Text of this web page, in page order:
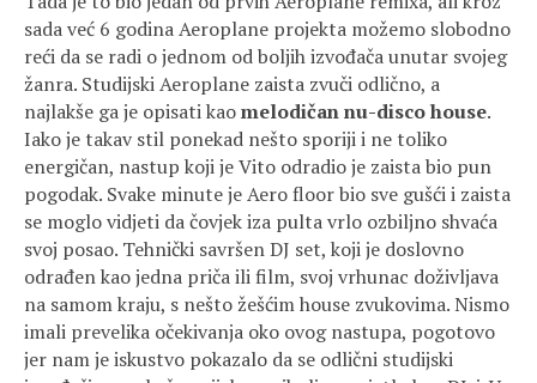
sada već 6 godina Aeroplane projekta možemo slobodno
reći da se radi o jednom od boljih izvođača unutar svojeg
žanra. Studijski Aeroplane zaista zvuči odlično, a
najlakše ga je opisati kaomelodičan nu-disco house.
Iako je takav stil ponekad nešto sporiji i ne toliko
energičan, nastup koji je Vito odradio je zaista bio pun
pogodak. Svake minute je Aero floor bio sve gušći i zaista
se moglo vidjeti da čovjek iza pulta vrlo ozbiljno shvaća
svoj posao. Tehnički savršen DJ set, koji je doslovno
odrađen kao jedna priča ili film, svoj vrhunac doživljava
na samom kraju, s nešto žešćim house zvukovima. Nismo
imali prevelika očekivanja oko ovog nastupa, pogotovo
jer nam je iskustvo pokazalo da se odlični studijski